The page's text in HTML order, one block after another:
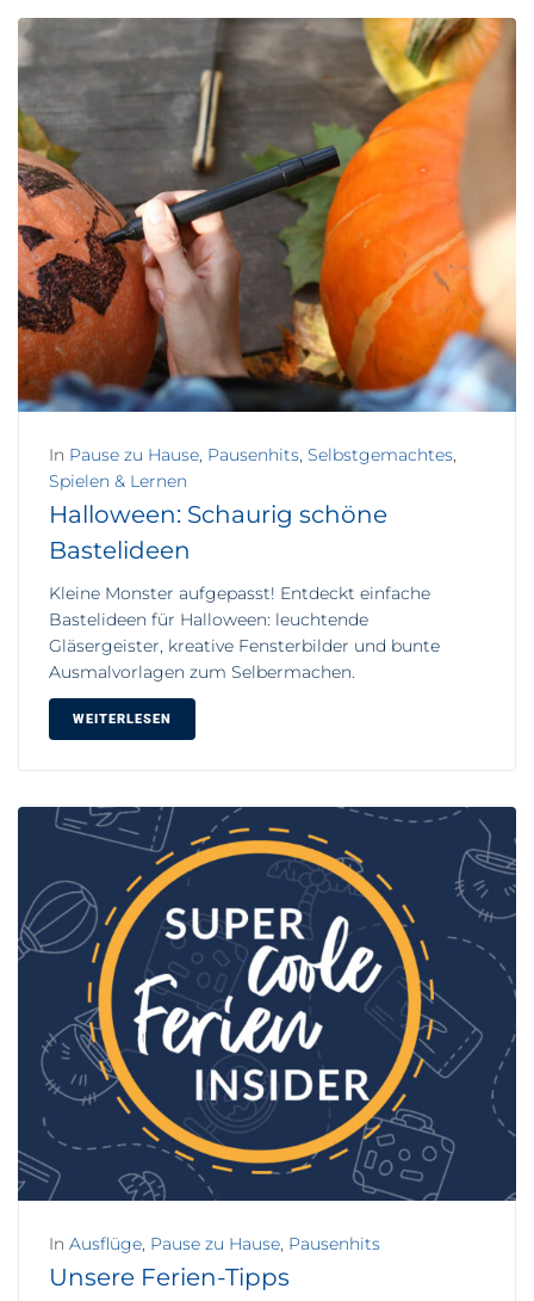
In Pause zu Hause, Pausenhits, Selbstgemachtes,
Spielen & Lernen
Halloween: Schaurig schöne
Bastelideen
Kleine Monster aufgepasst! Entdeckt einfache
Bastelideen für Halloween: leuchtende
Gläsergeister, kreative Fensterbilder und bunte
Ausmalvorlagen zum Selbermachen.
WEITERLESEN
In Ausflüge, Pause zu Hause, Pausenhits
Unsere Ferien-Tipps